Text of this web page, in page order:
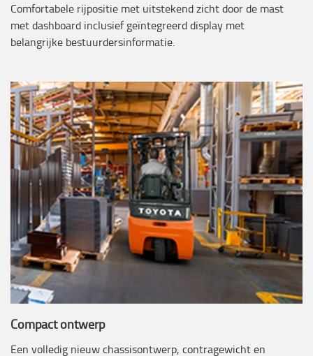
Comfortabele rijpositie met uitstekend zicht door de mast
met dashboard inclusief geïntegreerd display met
belangrijke bestuurdersinformatie.
Compact ontwerp
Een volledig nieuw chassisontwerp, contragewicht en